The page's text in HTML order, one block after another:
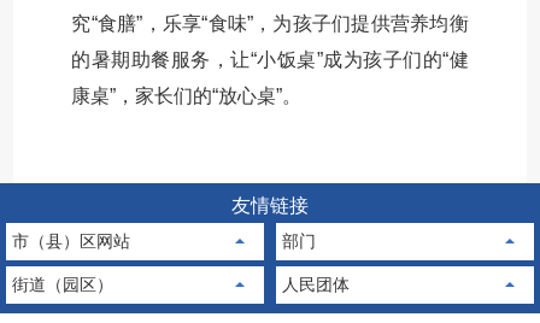
究“食膳”，乐享“食味”，为孩子们提供营养均衡
的暑期助餐服务，让“小饭桌”成为孩子们的“健
康桌”，家长们的“放心桌”。
友情链接
市（县）区网站 部门
街道（园区） 人民团体